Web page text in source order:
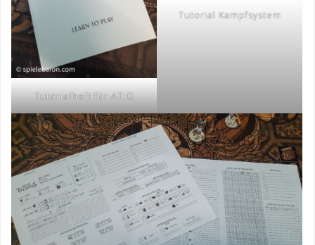
Tutorialheft für AT:O
Tutorial Kampfsystem